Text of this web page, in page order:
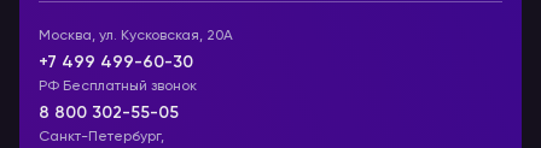
Москва, ул. Кусковская, 20А
+7 499 499-60-30
РФ Бесплатный звонок
8 800 302-55-05
Санкт-Петербург,